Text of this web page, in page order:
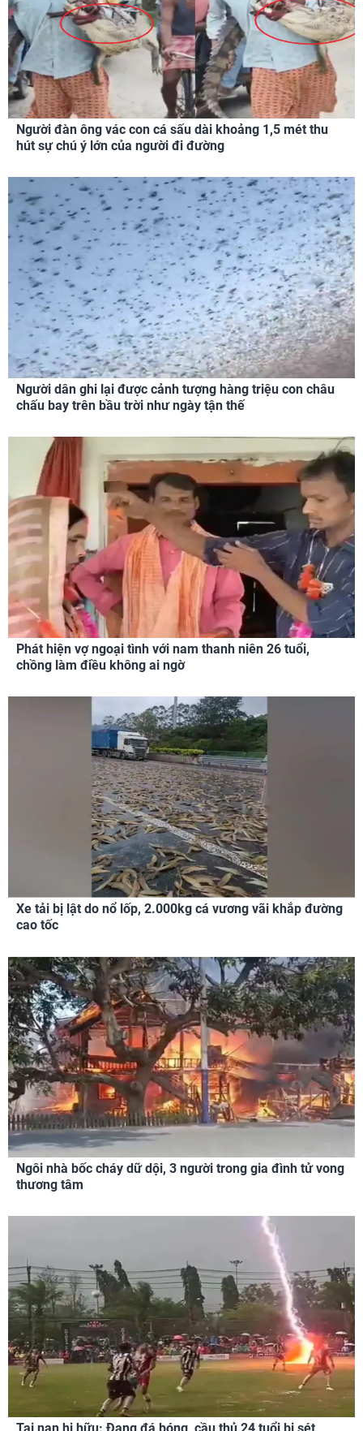
Người đàn ông vác con cá sấu dài khoảng 1,5 mét thu
hút sự chú ý lớn của người đi đường
Người dân ghi lại được cảnh tượng hàng triệu con châu
chấu bay trên bầu trời như ngày tận thế
Phát hiện vợ ngoại tình với nam thanh niên 26 tuổi,
chồng làm điều không ai ngờ
Xe tải bị lật do nổ lốp, 2.000kg cá vương vãi khắp đường
cao tốc
Ngôi nhà bốc cháy dữ dội, 3 người trong gia đình tử vong
thương tâm